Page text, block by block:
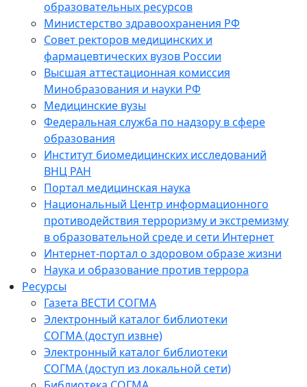
образовательных ресурсов
Министерство здравоохранения РФ
Совет ректоров медицинских и
фармацевтических вузов России
Высшая аттестационная комиссия
Минобразования и науки РФ
Медицинские вузы
Федеральная служба по надзору в сфере
образования
Институт биомедицинских исследований
ВНЦ РАН
Портал медицинская наука
Национальный Центр информационного
противодействия терроризму и экстремизму
в образовательной среде и сети Интернет
Интернет-портал о здоровом образе жизни
Наука и образование против террора
Ресурсы
Газета ВЕСТИ СОГМА
Электронный каталог библиотеки
СОГМА (доступ извне)
Электронный каталог библиотеки
СОГМА (доступ из локальной сети)